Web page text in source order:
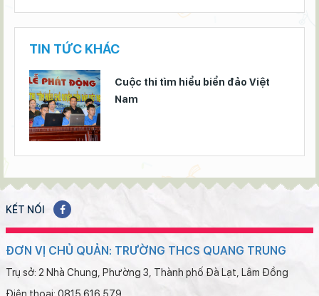
TIN TỨC KHÁC
Cuộc thi tìm hiểu biển đảo Việt
Nam
KẾT NỐI
ĐƠN VỊ CHỦ QUẢN: TRƯỜNG THCS QUANG TRUNG
Trụ sở: 2 Nhà Chung, Phường 3, Thành phố Đà Lạt, Lâm Đồng